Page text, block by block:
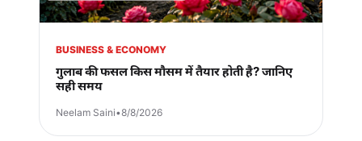
BUSINESS & ECONOMY
गुलाब की फसल किस मौसम में तैयार होती है? जानिए
सही समय
Neelam Saini•8/8/2026